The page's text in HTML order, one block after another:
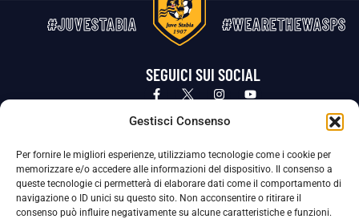
Gestisci Consenso
Per fornire le migliori esperienze, utilizziamo tecnologie come i cookie per
memorizzare e/o accedere alle informazioni del dispositivo. Il consenso a
queste tecnologie ci permetterà di elaborare dati come il comportamento di
navigazione o ID unici su questo sito. Non acconsentire o ritirare il
consenso può influire negativamente su alcune caratteristiche e funzioni.
#JUVESTABIA #WEARETHEWASPS
SEGUICI SUI SOCIAL
Privacy Policy Cookie Policy
La Società ha nominato il Responsabile della Protezione dei Dati Personali (DPO), figura specializzata che vigila sulle modalità
adottate dalla nostra Società per tutelare i Suoi dati personali.
Per contattare il DPO può scrivere a